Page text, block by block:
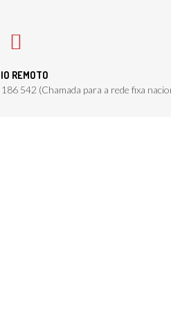
REMOTO
542 (Chamada para a rede fixa